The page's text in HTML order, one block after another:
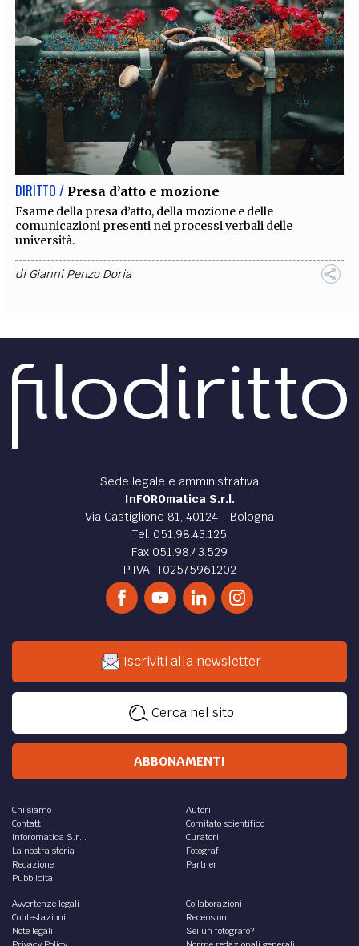
DIRITTO / Presa d’atto e mozione
Esame della presa d’atto, della mozione e delle
comunicazioni presenti nei processi verbali delle
università.
diGianni Penzo Doria
Sede legale e amministrativa
InFOROmatica S.r.l.
Via Castiglione 81, 40124 - Bologna
Tel. 051.98.43.125
Fax 051.98.43.529
P.IVA IT02575961202
Iscriviti alla newsletter
Cerca nel sito
ABBONAMENTI
Chi siamo
Contatti
Inforomatica S.r.l.
La nostra storia
Redazione
Pubblicità
Autori
Comitato scientifico
Curatori
Fotografi
Partner
Avvertenze legali
Contestazioni
Note legali
Collaborazioni
Recensioni
Sei un fotografo?